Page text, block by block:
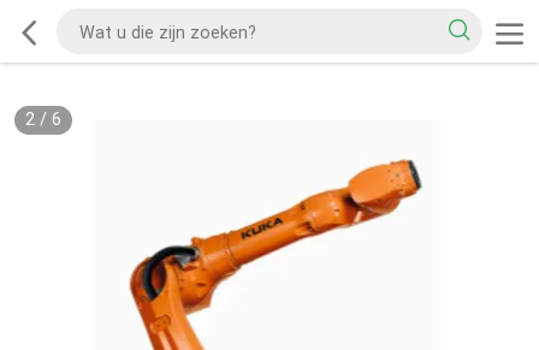
2/ 6